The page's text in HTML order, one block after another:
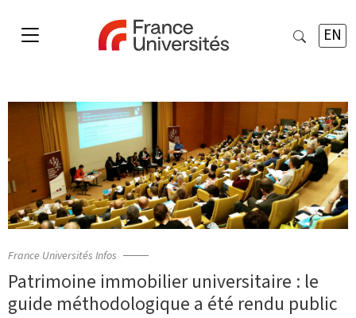
EN
France Universités Infos
Patrimoine immobilier universitaire : le
guide méthodologique a été rendu public